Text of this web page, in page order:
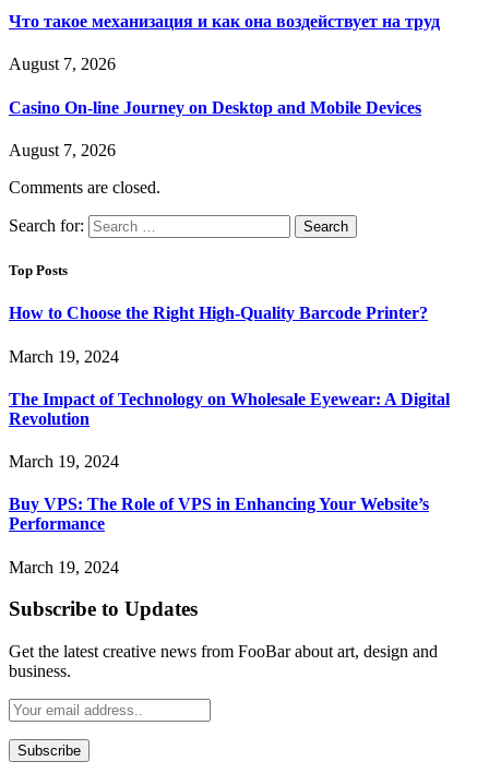
Что такое механизация и как она воздействует на труд
August 7, 2026
Casino On-line Journey on Desktop and Mobile Devices
August 7, 2026
Comments are closed.
Search for:
Top Posts
How to Choose the Right High-Quality Barcode Printer?
March 19, 2024
The Impact of Technology on Wholesale Eyewear: A Digital
Revolution
March 19, 2024
Buy VPS: The Role of VPS in Enhancing Your Website’s
Performance
March 19, 2024
Subscribe to Updates
Get the latest creative news from FooBar about art, design and
business.